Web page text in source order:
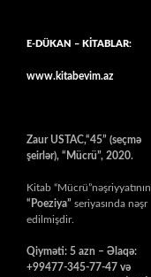
E-DÜKAN – KİTABLAR:
www.kitabevim.az
Zaur USTAC,“45” (seçmə
şeirlər), “Mücrü”, 2020.
Kitab “Mücrü”nəşriyyatının
“Poeziya” seriyasında nəşr
edilmişdir.
Qiyməti: 5 azn – Əlaqə:
+99477-345-77-47 və